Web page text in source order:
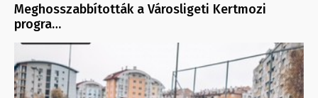
Meghosszabbították a Városligeti Kertmozi
progra…